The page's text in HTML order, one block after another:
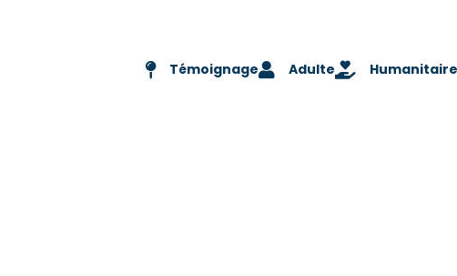
Témoignage Adulte Humanitaire